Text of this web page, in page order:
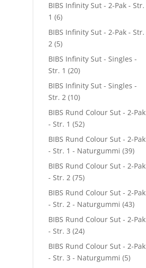
BIBS Infinity Sut - 2-Pak - Str.
1 (6)
BIBS Infinity Sut - 2-Pak - Str.
2 (5)
BIBS Infinity Sut - Singles -
Str. 1 (20)
BIBS Infinity Sut - Singles -
Str. 2 (10)
BIBS Rund Colour Sut - 2-Pak
- Str. 1 (52)
BIBS Rund Colour Sut - 2-Pak
- Str. 1 - Naturgummi (39)
BIBS Rund Colour Sut - 2-Pak
- Str. 2 (75)
BIBS Rund Colour Sut - 2-Pak
- Str. 2 - Naturgummi (43)
BIBS Rund Colour Sut - 2-Pak
- Str. 3 (24)
BIBS Rund Colour Sut - 2-Pak
- Str. 3 - Naturgummi (5)